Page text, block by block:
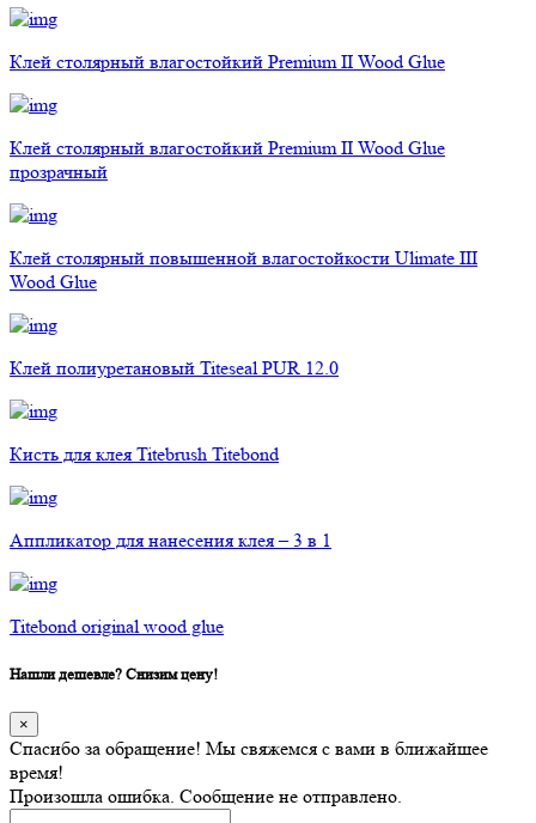
Клей столярный влагостойкий Premium II Wood Glue
Клей столярный влагостойкий Premium II Wood Glue
прозрачный
Клей столярный повышенной влагостойкости Ulimate III
Wood Glue
Клей полиуретановый Titeseal PUR 12.0
Кисть для клея Titebrush Titebond
Аппликатор для нанесения клея – 3 в 1
Titebond original wood glue
Нашли дешевле? Снизим цену!
×
Спасибо за обращение! Мы свяжемся с вами в ближайшее
время!
Произошла ошибка. Сообщение не отправлено.